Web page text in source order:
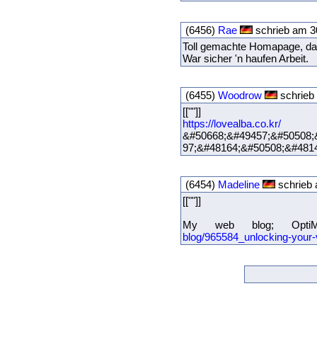
(6456) Rae
schrieb am
Toll gemachte Homapage,
War sicher 'n haufen Arbeit.
(6455) Woodrow
schrieb
[[""]]
https://lovealba.co.kr/
(6454) Madeline
schrieb
[[""]]
My web blog;
blog/965584_unlocking-